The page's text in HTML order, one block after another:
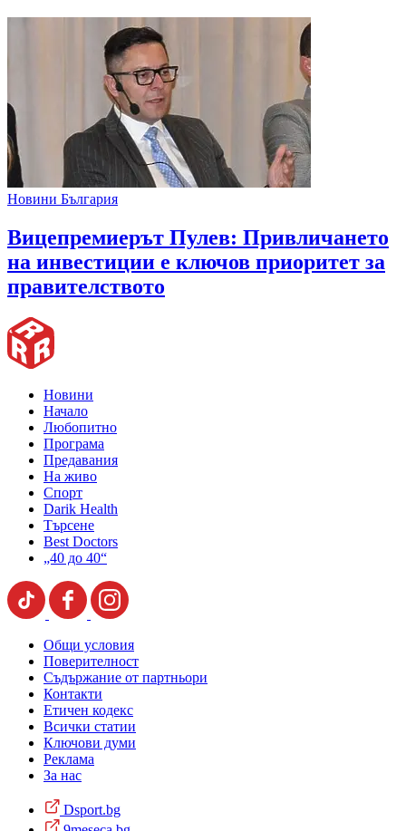
Новини България
Вицепремиерът Пулев: Привличането
на инвестиции е ключов приоритет за
правителството
Новини
Начало
Любопитно
Програма
Предавания
На живо
Спорт
Darik Health
Търсене
Best Doctors
„40 до 40“
Общи условия
Поверителност
Съдържание от партньори
Контакти
Етичен кодекс
Всички статии
Ключови думи
Реклама
За нас
Dsport.bg